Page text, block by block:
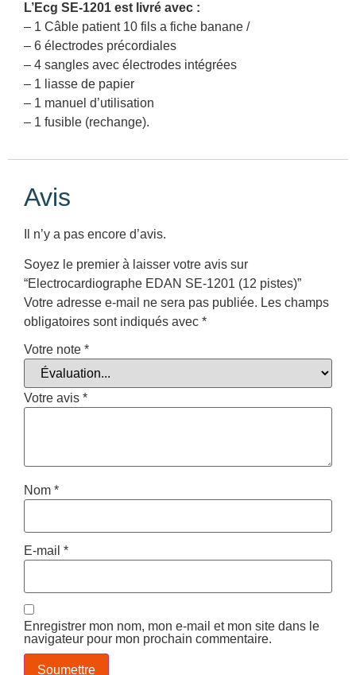
L’Ecg SE-1201 est livré avec :
– 1 Câble patient 10 fils a fiche banane /
– 6 électrodes précordiales
– 4 sangles avec électrodes intégrées
– 1 liasse de papier
– 1 manuel d’utilisation
– 1 fusible (rechange).
Avis
Il n’y a pas encore d’avis.
Soyez le premier à laisser votre avis sur
“Electrocardiographe EDAN SE-1201 (12 pistes)”
Votre adresse e-mail ne sera pas publiée. Les champs
obligatoires sont indiqués avec *
Votre note *
Votre avis *
Nom *
E-mail *
Enregistrer mon nom, mon e-mail et mon site dans le
navigateur pour mon prochain commentaire.